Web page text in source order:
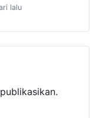
lalu